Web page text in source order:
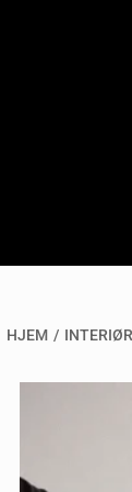
HJEM / INTERIØR